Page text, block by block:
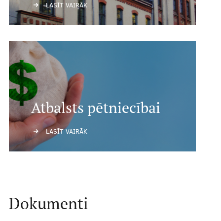
Projektu konkurss
LASĪT VAIRĀK
Atbalsts pētniecībai
LASĪT VAIRĀK
Dokumenti